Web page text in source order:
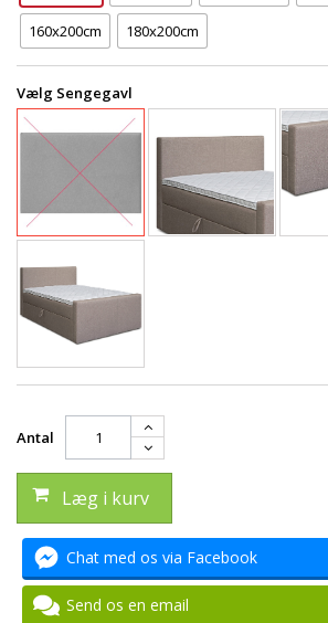
160x200cm 180x200cm
Vælg Sengegavl
Antal
Læg i kurv
Chat med os via Facebook
Send os en email